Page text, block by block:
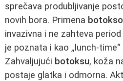
sprečava produbljivanje
novih bora. Primena
invazivna i ne zahteva
je poznata i kao „lunch-
Zahvaljujući botoksu, koža
postaje glatka i odmorna.